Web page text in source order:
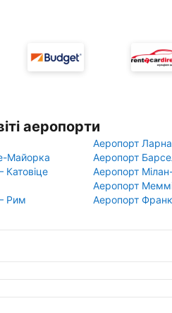
аеропорти
Аеропорт
Майорка
Аеропорт
Катовіце
Аеропорт
Аеропорт
Рим
Аеропорт